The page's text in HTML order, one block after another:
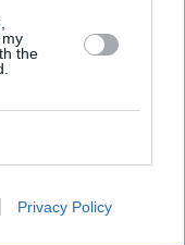
the
Privacy Policy